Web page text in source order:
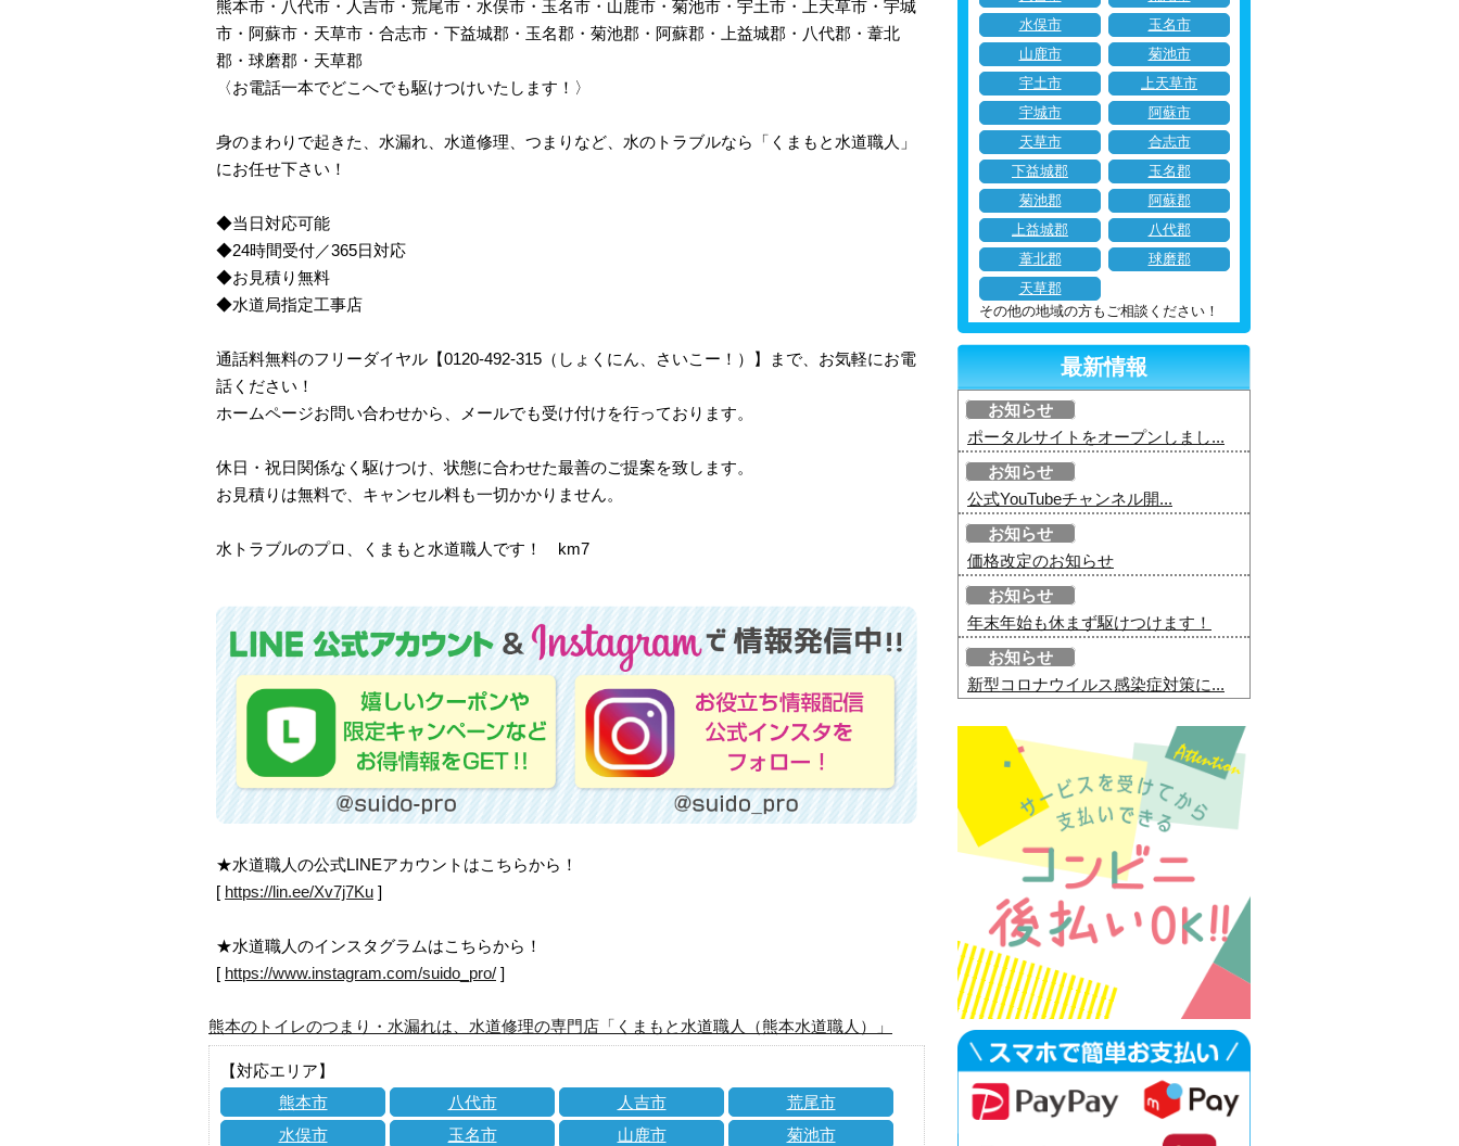
熊本市・八代市・人吉市・荒尾市・水俣市・玉名市・山鹿市・菊池市・宇土市・上天草市・宇城
市・阿蘇市・天草市・合志市・下益城郡・玉名郡・菊池郡・阿蘇郡・上益城郡・八代郡・葦北
郡・球磨郡・天草郡
〈お電話一本でどこへでも駆けつけいたします！〉
身のまわりで起きた、水漏れ、水道修理、つまりなど、水のトラブルなら「くまもと水道職人」
にお任せ下さい！
◆当日対応可能
◆24時間受付／365日対応
◆お見積り無料
◆水道局指定工事店
通話料無料のフリーダイヤル【0120-492-315（しょくにん、さいこー！）】まで、お気軽にお電
話ください！
ホームページお問い合わせから、メールでも受け付けを行っております。
休日・祝日関係なく駆けつけ、状態に合わせた最善のご提案を致します。
お見積りは無料で、キャンセル料も一切かかりません。
水トラブルのプロ、くまもと水道職人です！ km7
★水道職人の公式LINEアカウントはこちらから！
[ https://lin.ee/Xv7j7Ku ]
★水道職人のインスタグラムはこちらから！
[ https://www.instagram.com/suido_pro/ ]
熊本のトイレのつまり・水漏れは、水道修理の専門店「くまもと水道職人（熊本水道職人）」
【対応エリア】
熊本市
八代市 人吉市
荒尾市
水俣市
玉名市 山鹿市
菊池市
水俣市
玉名市
山鹿市
菊池市
宇土市
上天草市
宇城市
阿蘇市
天草市
合志市
下益城郡
玉名郡
菊池郡
阿蘇郡
上益城郡
八代郡
葦北郡
球磨郡
天草郡
その他の地域の方もご相談ください！
最新情報
お知らせ
ポータルサイトをオープンしまし...
お知らせ
公式YouTubeチャンネル開...
お知らせ
価格改定のお知らせ
お知らせ
年末年始も休まず駆けつけます！
お知らせ
新型コロナウイルス感染症対策に...